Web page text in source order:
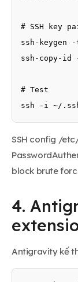
# SSH key
ssh-
ssh-copy-id
# Test
ssh -i ~/
SSH config /
block brute
4.
Antigravity kế